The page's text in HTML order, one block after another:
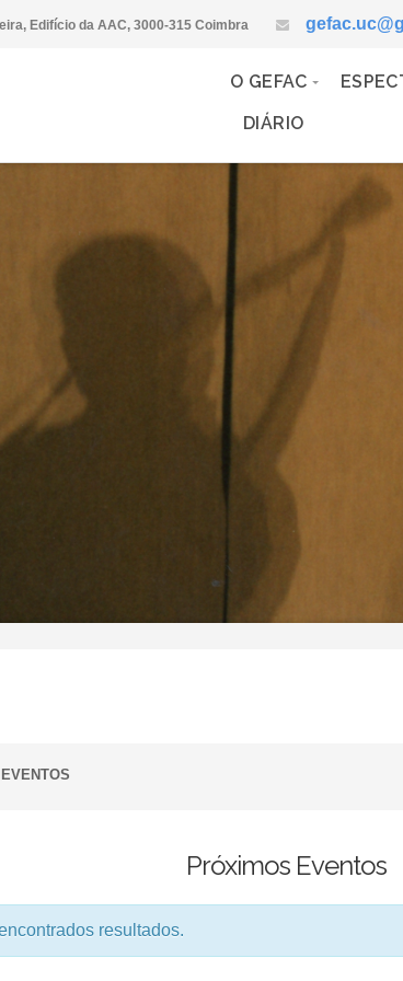
Edifício da AAC, 3000-315 Coimbra
O GEFAC
DIÁRIO
Próximos Eventos
resultados.